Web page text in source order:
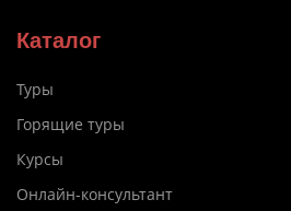
Каталог
Туры
Горящие туры
Курсы
Онлайн-консультант